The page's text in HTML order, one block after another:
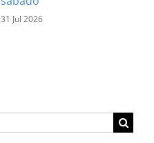
31 Jul 2026